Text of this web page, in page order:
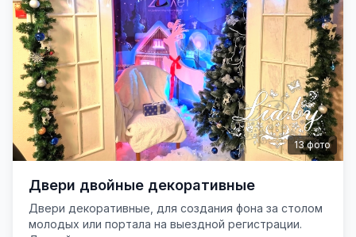
13фото
Двери двойные декоративные
Двери декоративные, для создания фона за столом
молодых или портала на выездной регистрации.